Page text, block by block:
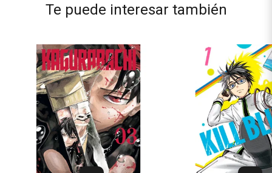
Te puede interesar también